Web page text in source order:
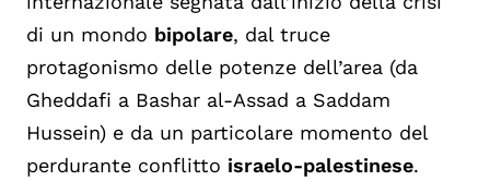
di un mondo bipolare, dal truce
protagonismo delle potenze dell’area (da
Gheddafi a Bashar al-Assad a Saddam
Hussein) e da un particolare momento del
perdurante conflitto israelo-palestinese.